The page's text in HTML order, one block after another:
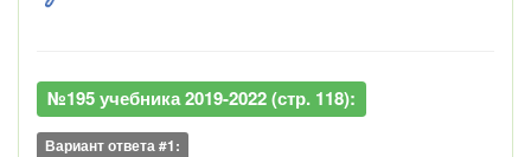
№195 учебника 2019-2022 (стр. 118):
Вариант ответа #1: